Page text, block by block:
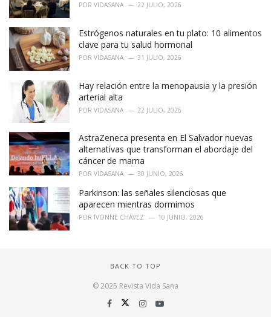
POR VIDASANA 22 JULIO, 2026
Estrógenos naturales en tu plato: 10 alimentos
clave para tu salud hormonal
POR VIDASANA 31 JULIO, 2026
Hay relación entre la menopausia y la presión
arterial alta
POR VIDASANA 22 JULIO, 2026
AstraZeneca presenta en El Salvador nuevas
alternativas que transforman el abordaje del
cáncer de mama
POR VIDASANA 30 JUNIO, 2026
Parkinson: las señales silenciosas que
aparecen mientras dormimos
POR IVONNE CHÁVEZ 10 JUNIO, 2026
BACK TO TOP
© 2025 Revista Vida Sana